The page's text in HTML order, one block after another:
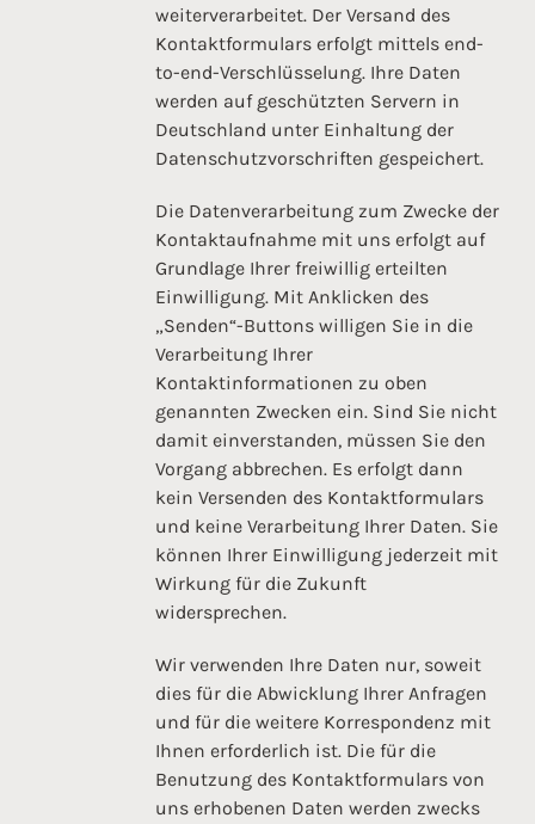
weiterverarbeitet. Der Versand des
Kontaktformulars erfolgt mittels end-
to-end-Verschlüsselung. Ihre Daten
werden auf geschützten Servern in
Deutschland unter Einhaltung der
Datenschutzvorschriften gespeichert.
Die Datenverarbeitung zum Zwecke der
Kontaktaufnahme mit uns erfolgt auf
Grundlage Ihrer freiwillig erteilten
Einwilligung. Mit Anklicken des
„Senden“-Buttons willigen Sie in die
Verarbeitung Ihrer
Kontaktinformationen zu oben
genannten Zwecken ein. Sind Sie nicht
damit einverstanden, müssen Sie den
Vorgang abbrechen. Es erfolgt dann
kein Versenden des Kontaktformulars
und keine Verarbeitung Ihrer Daten. Sie
können Ihrer Einwilligung jederzeit mit
Wirkung für die Zukunft
widersprechen.
Wir verwenden Ihre Daten nur, soweit
dies für die Abwicklung Ihrer Anfragen
und für die weitere Korrespondenz mit
Ihnen erforderlich ist. Die für die
Benutzung des Kontaktformulars von
uns erhobenen Daten werden zwecks